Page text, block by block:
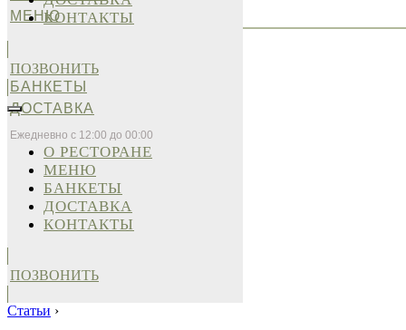
МЕНЮ
БАНКЕТЫ
ДОСТАВКА
Ежедневно с 12:00 до 00:00
КОНТАКТЫ
ПОЗВОНИТЬ
О РЕСТОРАНЕ
МЕНЮ
БАНКЕТЫ
ДОСТАВКА
КОНТАКТЫ
ПОЗВОНИТЬ
Статьи ›